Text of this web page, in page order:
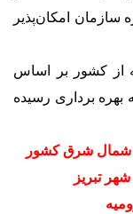
امکان‌پذیر
6 شهرک فناوری در 6 نقطه از کشور بر اساس
بهره برداری رسیده
شمال شرق کشور
تبریز